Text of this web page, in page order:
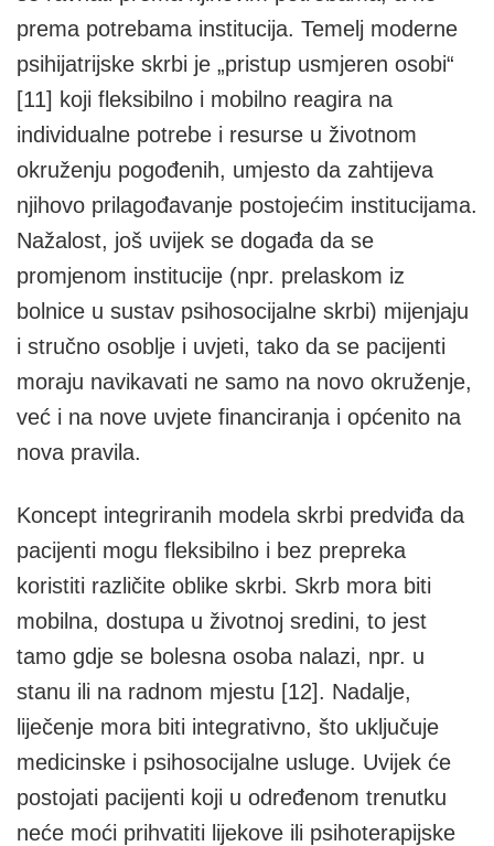
prema potrebama institucija. Temelj moderne
psihijatrijske skrbi je „pristup usmjeren osobi“
[11] koji fleksibilno i mobilno reagira na
individualne potrebe i resurse u životnom
okruženju pogođenih, umjesto da zahtijeva
njihovo prilagođavanje postojećim institucijama.
Nažalost, još uvijek se događa da se
promjenom institucije (npr. prelaskom iz
bolnice u sustav psihosocijalne skrbi) mijenjaju
i stručno osoblje i uvjeti, tako da se pacijenti
moraju navikavati ne samo na novo okruženje,
već i na nove uvjete financiranja i općenito na
nova pravila.
Koncept integriranih modela skrbi predviđa da
pacijenti mogu fleksibilno i bez prepreka
koristiti različite oblike skrbi. Skrb mora biti
mobilna, dostupa u životnoj sredini, to jest
tamo gdje se bolesna osoba nalazi, npr. u
stanu ili na radnom mjestu [12]. Nadalje,
liječenje mora biti integrativno, što uključuje
medicinske i psihosocijalne usluge. Uvijek će
postojati pacijenti koji u određenom trenutku
neće moći prihvatiti lijekove ili psihoterapijske